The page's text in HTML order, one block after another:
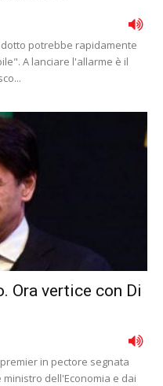
potrebbe rapidamente
A lanciare l'allarme è il
Ora vertice con Di
in pectore segnata
dell'Economia e dai